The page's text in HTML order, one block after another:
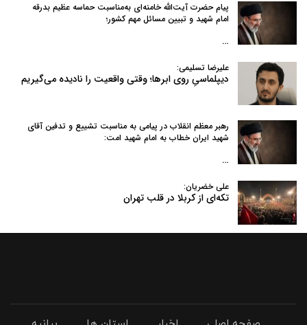
پیام حضرت آیت‌الله خامنه‌ای به‌مناسبت حماسه عظیم بدرقه
امام شهید و تبیین مسائل مهم کشور؛
…
علیرضا تسلیمی:
دیپلماسیِ روی ابرها؛ وقتی واقعیت را نادیده می‌گیریم
رهبر معظم انقلاب در پیامی به‌ مناسبت تشییع و تدفین آقای
شهید ایران خطاب به امام شهید امت:
…
علی خضریان:
تکه‌ای از کربلا در قلب تهران